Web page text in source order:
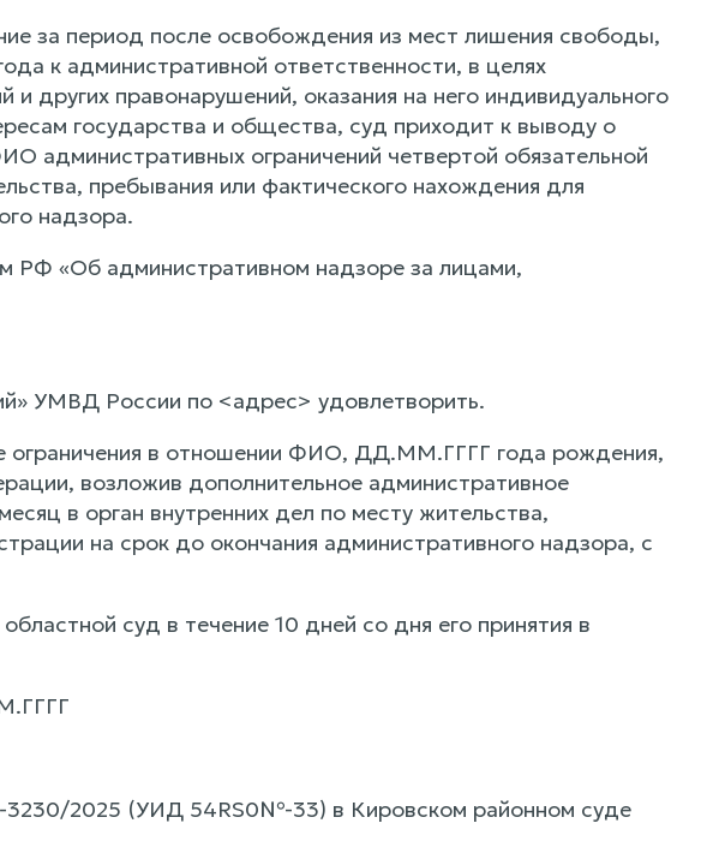
за период после освобождения из мест лишения свободы,
к административной ответственности, в целях
других правонарушений, оказания на него индивидуального
государства и общества, суд приходит к выводу о
административных ограничений четвертой обязательной
пребывания или фактического нахождения для
надзора.
РФ «Об административном надзоре за лицами,
УМВД России по <адрес> удовлетворить.
ограничения в отношении ФИО, ДД.ММ.ГГГГ года рождения,
возложив дополнительное административное
в орган внутренних дел по месту жительства,
на срок до окончания административного надзора, с
суд в течение 10 дней со дня его принятия в
3230/2025 (УИД 54RS0№-33) в Кировском районном суде